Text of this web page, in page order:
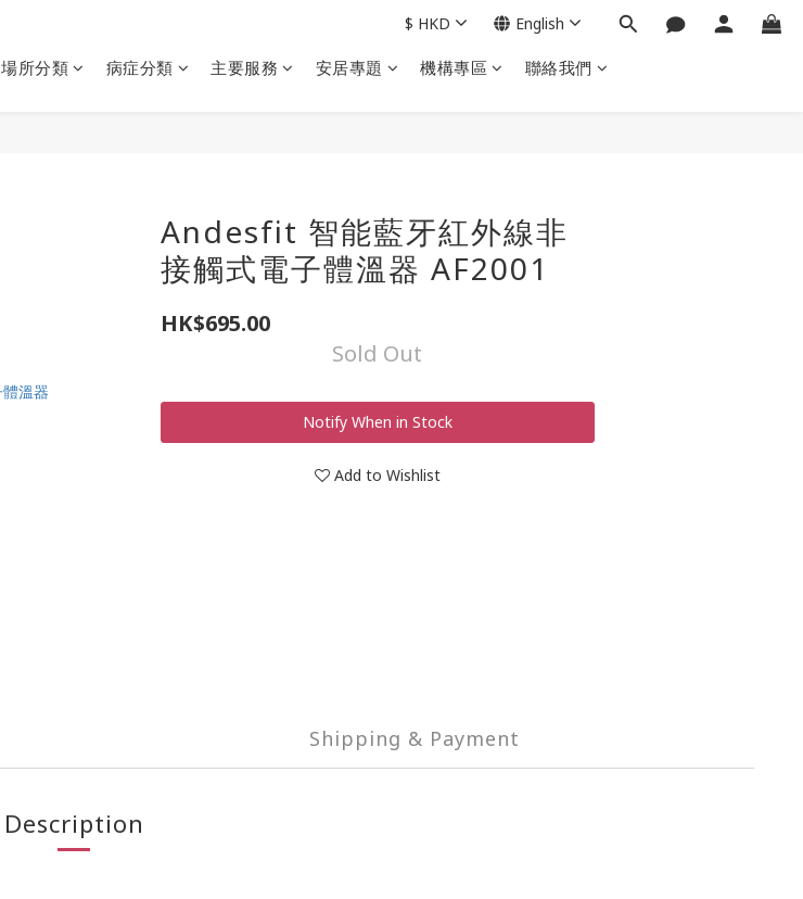
場所分類 病症分類 主要服務 安居專題 機構專區 聯絡我們
$ HKD English
Andesfit 智能藍牙紅外線非
接觸式電子體溫器 AF2001
HK$695.00
Sold Out
Notify When in Stock
Add to Wishlist
Shipping & Payment
Description